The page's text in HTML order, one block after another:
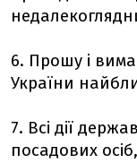
6. Прошу і
України
7. Всі дії
посадових